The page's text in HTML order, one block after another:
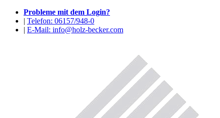
Probleme mit dem Login?
| Telefon: 06157/948-0
| E-Mail: info@holz-becker.com